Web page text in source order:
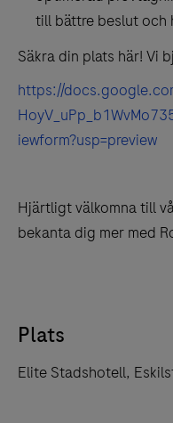
till bättre beslut och
Säkra din plats här! Vi
https://
iewform?usp=preview
Hjärtligt välkomna till
bekanta dig mer med
Plats
Elite Stadshotell,